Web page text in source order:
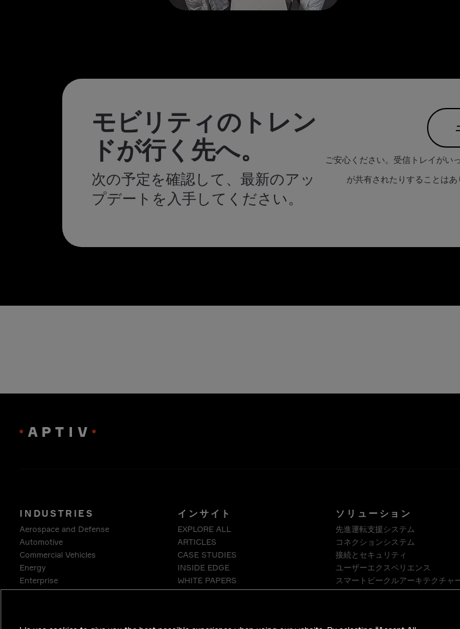
モビリティのトレン
ドが行く先へ。
次の予定を確認して、最新のアッ
プデートを入手してください。
ご安心ください。受信トレイがい
が共有されたりすることは
INDUSTRIES
Aerospace and Defense
Automotive
Commercial Vehicles
Energy
Enterprise
Industrials & Robotics
インサイト
EXPLORE ALL
ARTICLES
CASE STUDIES
INSIDE EDGE
WHITE PAPERS
ソリューション
先進運転支援システム
コネクションシステム
接続とセキュリティ
ユーザーエクスペリエンス
スマートビークルアーキテクチャ
ソフトウェア・プラットフォーム